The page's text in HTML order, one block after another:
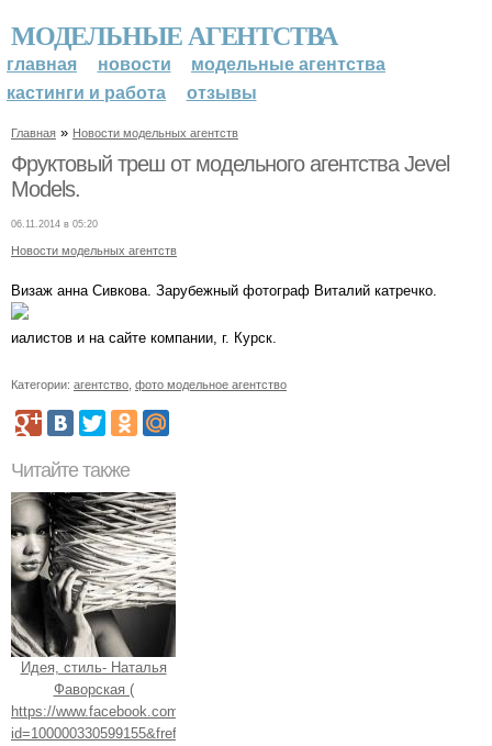
МОДЕЛЬНЫЕ АГЕНТСТВА
главная новости
модельные агентства
кастинги и работа
отзывы
Главная » Новости модельных агентств
Фруктовый треш от модельного агентства Jevel
Models.
06.11.2014 в 05:20
Новости модельных агентств
Визаж анна Сивкова. Зарубежный фотограф Виталий катречко.
иалистов и на сайте компании, г. Курск.
Категории: агентство фото модельное агентство
Читайте также
Идея, стиль- Наталья
Фаворская (
https://www.facebook.com/profile.php?
id=100000330599155&fref=ts).